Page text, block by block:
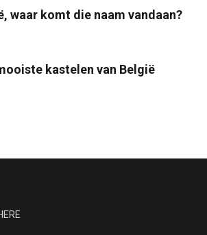
waar komt die naam vandaan?
kastelen van België